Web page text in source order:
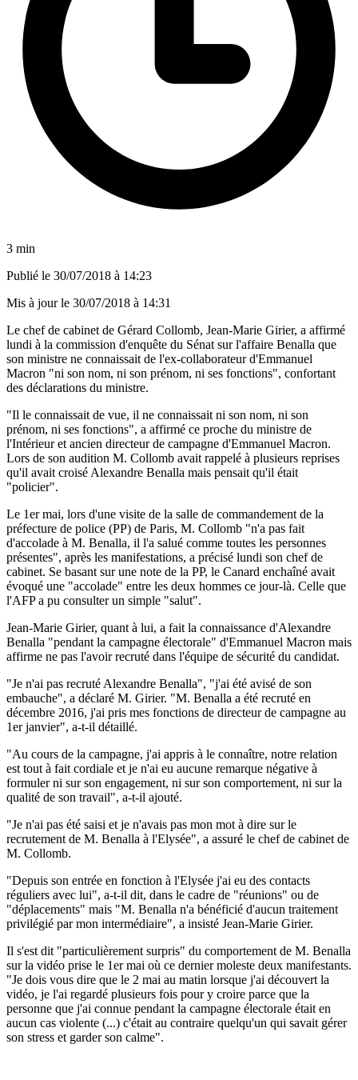
3 min
Publié le 30/07/2018 à 14:23
Mis à jour le 30/07/2018 à 14:31
Le chef de cabinet de Gérard Collomb, Jean-Marie Girier, a affirmé
lundi à la commission d'enquête du Sénat sur l'affaire Benalla que
son ministre ne connaissait de l'ex-collaborateur d'Emmanuel
Macron "ni son nom, ni son prénom, ni ses fonctions", confortant
des déclarations du ministre.
"Il le connaissait de vue, il ne connaissait ni son nom, ni son
prénom, ni ses fonctions", a affirmé ce proche du ministre de
l'Intérieur et ancien directeur de campagne d'Emmanuel Macron.
Lors de son audition M. Collomb avait rappelé à plusieurs reprises
qu'il avait croisé Alexandre Benalla mais pensait qu'il était
"policier".
Le 1er mai, lors d'une visite de la salle de commandement de la
préfecture de police (PP) de Paris, M. Collomb "n'a pas fait
d'accolade à M. Benalla, il l'a salué comme toutes les personnes
présentes", après les manifestations, a précisé lundi son chef de
cabinet. Se basant sur une note de la PP, le Canard enchaîné avait
évoqué une "accolade" entre les deux hommes ce jour-là. Celle que
l'AFP a pu consulter un simple "salut".
Jean-Marie Girier, quant à lui, a fait la connaissance d'Alexandre
Benalla "pendant la campagne électorale" d'Emmanuel Macron mais
affirme ne pas l'avoir recruté dans l'équipe de sécurité du candidat.
"Je n'ai pas recruté Alexandre Benalla", "j'ai été avisé de son
embauche", a déclaré M. Girier. "M. Benalla a été recruté en
décembre 2016, j'ai pris mes fonctions de directeur de campagne au
1er janvier", a-t-il détaillé.
"Au cours de la campagne, j'ai appris à le connaître, notre relation
est tout à fait cordiale et je n'ai eu aucune remarque négative à
formuler ni sur son engagement, ni sur son comportement, ni sur la
qualité de son travail", a-t-il ajouté.
"Je n'ai pas été saisi et je n'avais pas mon mot à dire sur le
recrutement de M. Benalla à l'Elysée", a assuré le chef de cabinet de
M. Collomb.
"Depuis son entrée en fonction à l'Elysée j'ai eu des contacts
réguliers avec lui", a-t-il dit, dans le cadre de "réunions" ou de
"déplacements" mais "M. Benalla n'a bénéficié d'aucun traitement
privilégié par mon intermédiaire", a insisté Jean-Marie Girier.
Il s'est dit "particulièrement surpris" du comportement de M. Benalla
sur la vidéo prise le 1er mai où ce dernier moleste deux manifestants.
"Je dois vous dire que le 2 mai au matin lorsque j'ai découvert la
vidéo, je l'ai regardé plusieurs fois pour y croire parce que la
personne que j'ai connue pendant la campagne électorale était en
aucun cas violente (...) c'était au contraire quelqu'un qui savait gérer
son stress et garder son calme".